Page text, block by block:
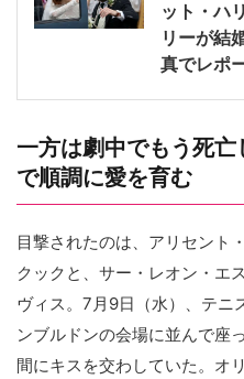
ット・ハ
リーが結
真でレポ
一方は劇中でもう死
で順調に愛を育む
目撃されたのは、アリセント
クックと、サー・レオン・エ
ヴィス。7月9日（水）、テニ
ンブルドンの会場に並んで座
間にキスを交わしていた。オ